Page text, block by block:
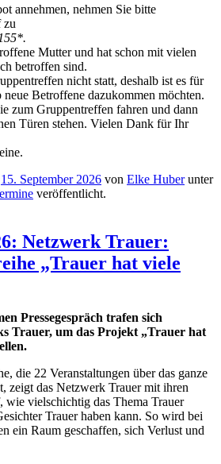
annehmen, nehmen Sie bitte
zu
Mutter und hat schon mit vielen
betroffen sind.
nicht statt, deshalb ist es für
Betroffene dazukommen möchten.
zum Gruppentreffen fahren und dann
Türen stehen. Vielen Dank für Ihr
15. September 2026 von Elke Huberunter
veröffentlicht.
Netzwerk Trauer:
„Trauer hat viele
Pressegespräch trafen sich
Trauer, um das Projekt „Trauer hat
die 22 Veranstaltungen über das ganze
zeigt das Netzwerk Trauer mit ihren
wie vielschichtig das Thema Trauer
Trauer haben kann. So wird bei
ein Raum geschaffen, sich Verlust und